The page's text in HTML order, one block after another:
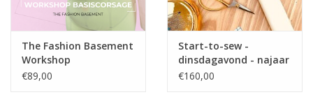
The Fashion Basement
Workshop
Basiscorsage - The
€89,00
Start-to-sew -
dinsdagavond - najaar
'26
€160,00